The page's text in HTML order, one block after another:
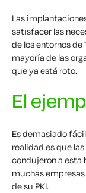
Las
satisfacer las
de los entornos de
mayoría de las
que ya está roto.
El
Es demasiado
realidad es que
condujeron a esta
muchas
de su PKI.